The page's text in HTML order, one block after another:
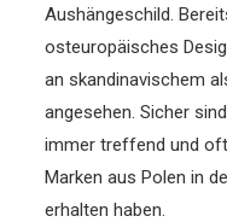
Aushängeschild.
osteuropäisches
an skandinavischem
angesehen. Sicher
immer treffend und
Marken aus Polen in
erhalten haben.